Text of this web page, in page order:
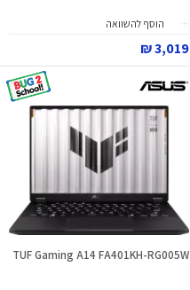
הוסף להשוואה
3,019 ₪
TUF Gaming A14 FA401KH-RG005W